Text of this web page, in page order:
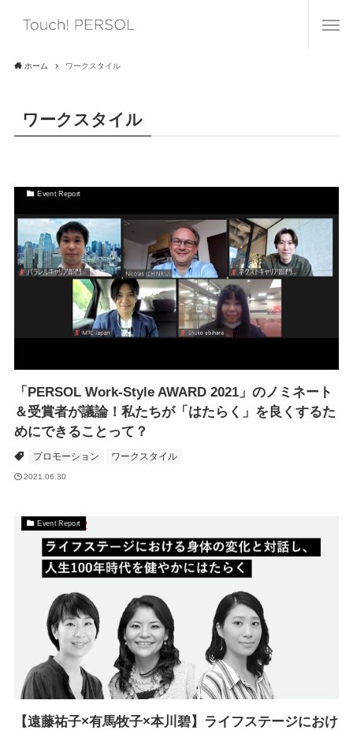
ホーム ワークスタイル
ワークスタイル
Event Report
「PERSOL Work-Style AWARD 2021」のノミネート
＆受賞者が議論！私たちが「はたらく」を良くするた
めにできることって？
プロモーション ワークスタイル
2021.06.30
Event Report
【遠藤祐子×有馬牧子×本川碧】ライフステージにおけ